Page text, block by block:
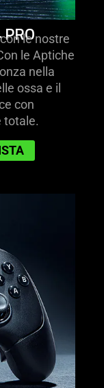
le nostre
le Aptiche
nella
ossa e il
con
totale.